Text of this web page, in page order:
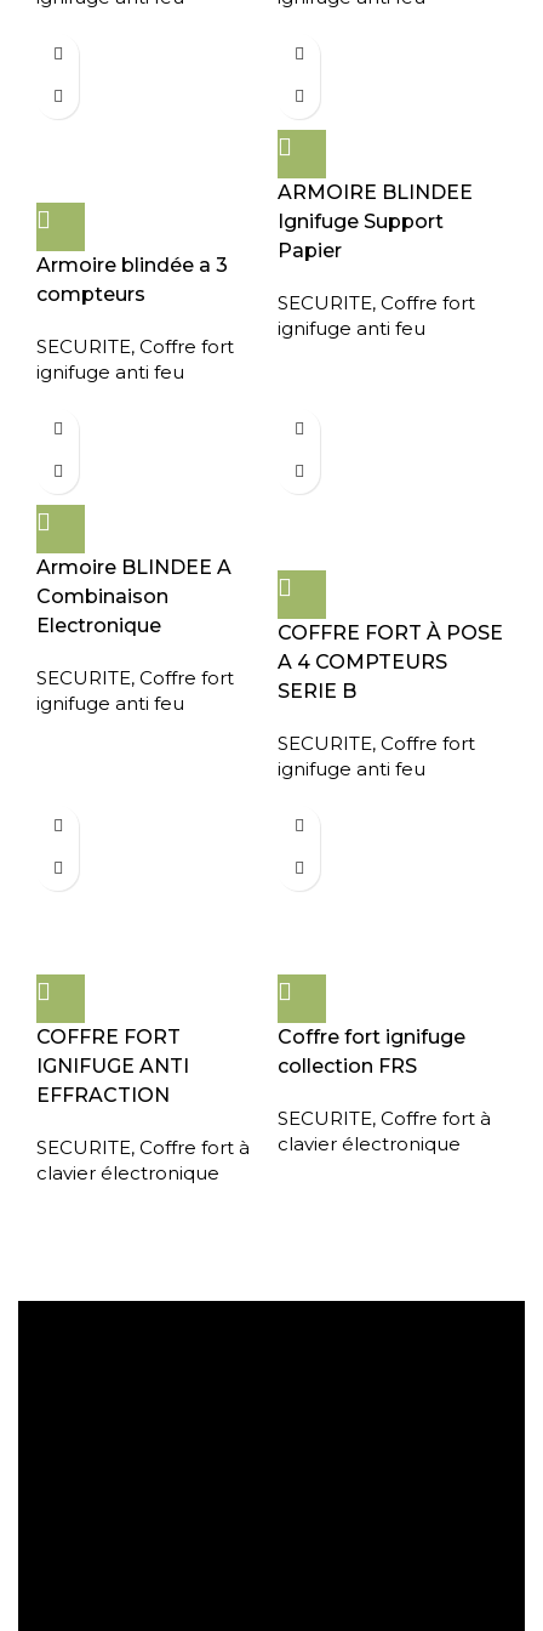
Armoire blindée a 3
compteurs
SECURITE, Coffre fort
ignifuge anti feu
ARMOIRE BLINDEE
Ignifuge Support
Papier
SECURITE, Coffre fort
ignifuge anti feu
Armoire BLINDEE A
Combinaison
Electronique
SECURITE, Coffre fort
ignifuge anti feu
COFFRE FORT À POSE
A 4 COMPTEURS
SERIE B
SECURITE, Coffre fort
ignifuge anti feu
COFFRE FORT
IGNIFUGE ANTI
EFFRACTION
SECURITE, Coffre fort à
clavier électronique
Coffre fort ignifuge
collection FRS
SECURITE, Coffre fort à
clavier électronique